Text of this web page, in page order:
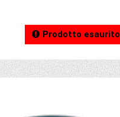
Prodotto esaurito